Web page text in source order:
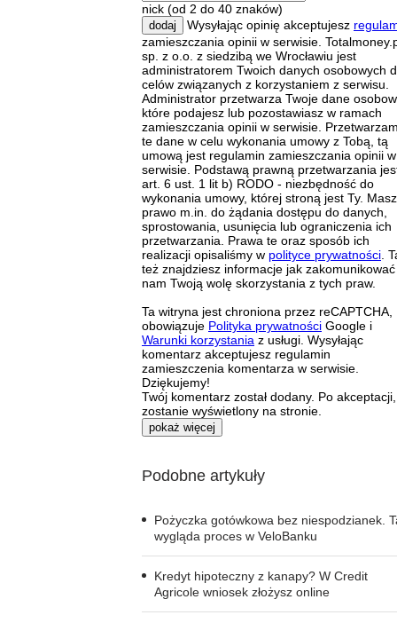
nick (od 2 do 40 znaków)
dodaj Wysyłając opinię akceptujesz
zamieszczania opinii w serwisie.
sp. z o.o. z siedzibą we Wrocławiu jest
administratorem Twoich danych osobowych
celów związanych z korzystaniem z serwisu.
Administrator przetwarza Twoje dane
które podajesz lub pozostawiasz w ramach
zamieszczania opinii w serwisie.
te dane w celu wykonania umowy z Tobą, tą
umową jest regulamin zamieszczania opinii w
serwisie. Podstawą prawną przetwarzania
art. 6 ust. 1 lit b) RODO - niezbędność do
wykonania umowy, której stroną jest Ty. Masz
prawo m.in. do żądania dostępu do danych,
sprostowania, usunięcia lub ograniczenia ich
przetwarzania. Prawa te oraz sposób ich
realizacji opisaliśmy w polityce prywatności .
też znajdziesz informacje jak zakomunikować
nam Twoją wolę skorzystania z tych praw.
Ta witryna jest chroniona przez reCAPTCHA,
obowiązuje Polityka prywatności Google i
Warunki korzystania z usługi. Wysyłając
komentarz akceptujesz regulamin
zamieszczenia komentarza w serwisie.
Dziękujemy!
Twój komentarz został dodany. Po akceptacji,
zostanie wyświetlony na stronie.
pokaż więcej
Podobne artykuły
Pożyczka gotówkowa bez niespodzianek.
wygląda proces w VeloBanku
Kredyt hipoteczny z kanapy? W Credit
Agricole wniosek złożysz online